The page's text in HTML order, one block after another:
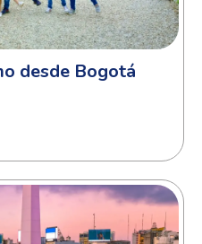
desde Bogotá